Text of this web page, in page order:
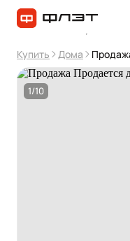
Купить Дома
1/10